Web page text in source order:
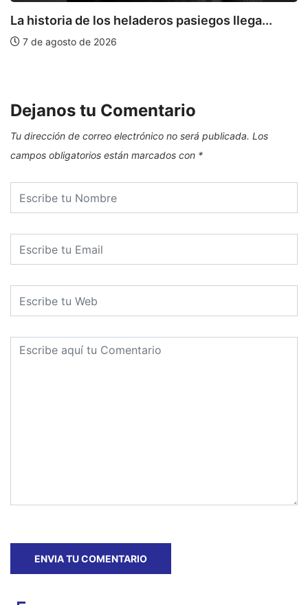
La historia de los heladeros pasiegos llega...
7 de agosto de 2026
Dejanos tu Comentario
Tu dirección de correo electrónico no será publicada. Los
campos obligatorios están marcados con *